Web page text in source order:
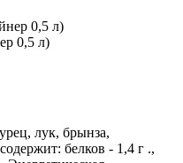
0,5 л)
лук, брынза,
белков - 1,4 г .,